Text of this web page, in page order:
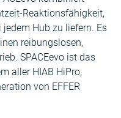
Reaktionsfähigkeit,
Hub zu liefern. Es
reibungslosen,
SPACEevo ist das
aller HIAB HiPro,
von EFFER